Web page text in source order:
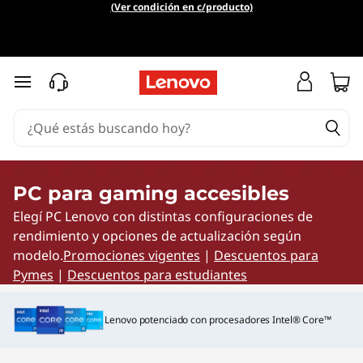
C
p
r
a
g
a
m
(Ver condición en c/producto)
Ir al contenido principal
PC para gaming accesibles
Elegí PC Lenovo con distintas configuraciones de
rendimiento y opciones de actualización según
modelo.Promociones vigentes | Descuentos para
Pymes | Descuentos para estudiantes
Lenovo potenciado con procesadores Intel® Core™